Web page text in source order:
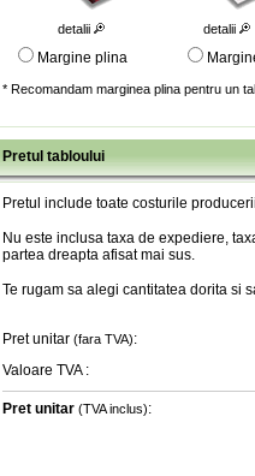
detalii detalii
Margine plina
* Recomandam marginea plina pentru un
Pretul tabloului
Pretul include toate costurile
Nu este inclusa taxa de expediere,
partea dreapta afisat mai sus.
Te rugam sa alegi cantitatea dorita si
Pret unitar (fara TVA):
Valoare TVA :
Pret unitar (TVA inclus):